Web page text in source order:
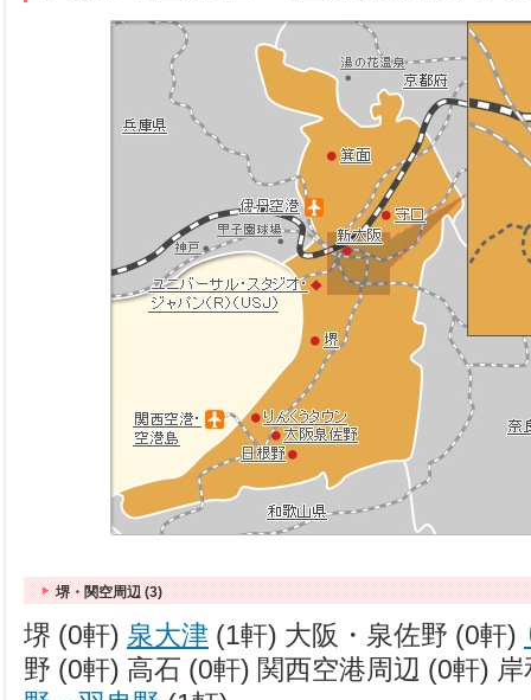
堺・関空周辺 (3)
堺 (0軒) 泉大津 (1軒) 大阪・泉佐野 (0軒)
野 (0軒) 高石 (0軒) 関西空港周辺 (0軒)